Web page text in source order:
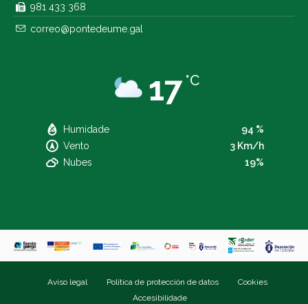
981 433 368
correo@pontedeume.gal
17 °C
Humidade
94 %
Vento
3 Km/h
Nubes
19%
Aviso legal Política de protección de datos
Cookies
Accesibilidade